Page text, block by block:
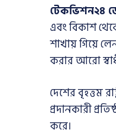
টেকভিশন২৪
এবং বিকাশ
শাখায় গিয়ে
করার আরো
দেশের বৃহত্তম
প্রদানকারী
করে।